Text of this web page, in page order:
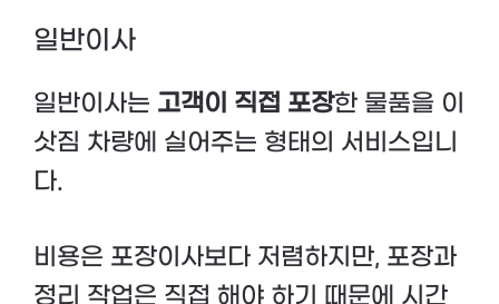
일반이사
일반이사는 고객이 직접 포장한 물품을 이
삿짐 차량에 실어주는 형태의 서비스입니
다.
비용은 포장이사보다 저렴하지만, 포장과
정리 작업은 직접 해야 하기 때문에 시간